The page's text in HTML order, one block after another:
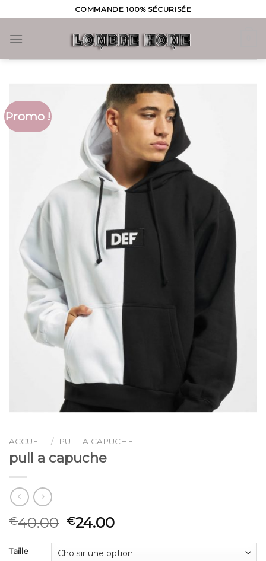
to
content
COMMANDE 100% SÉCURISÉE
Promo !
ACCUEIL / PULL A CAPUCHE
pull a capuche
€40.00 €24.00
Taille